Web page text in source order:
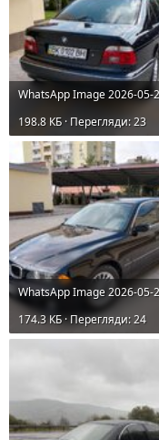
198.8 КБ · Перегляди: 23
174.3 КБ · Перегляди: 24